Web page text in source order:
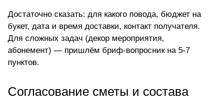
Достаточно сказать: для какого повода, бюджет на
букет, дата и время доставки, контакт получателя.
Для сложных задач (декор мероприятия,
абонемент) — пришлём бриф-вопросник на 5-7
пунктов.
Согласование сметы и состава